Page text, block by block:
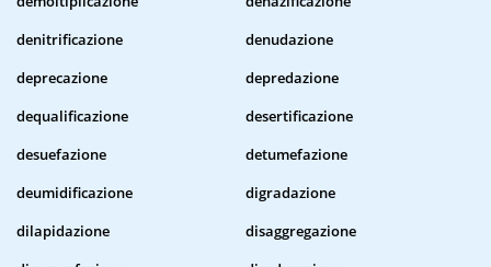
denitrificazione
denudazione
deprecazione
depredazione
dequalificazione
desertificazione
desuefazione
detumefazione
deumidificazione
digradazione
dilapidazione
disaggregazione